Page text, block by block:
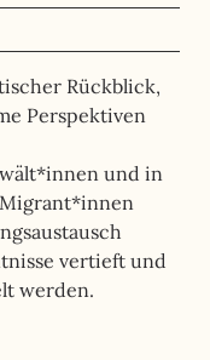
Rückblick,
Perspektiven
und in
vertieft und
werden.